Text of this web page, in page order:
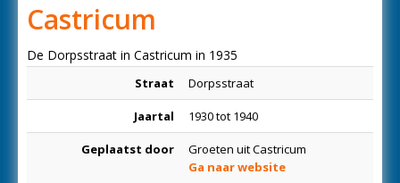
Castricum
De Dorpsstraat in Castricum in 1935
Straat Dorpsstraat
Jaartal 1930 tot 1940
Geplaatst door
Groeten uit Castricum
Ga naar website